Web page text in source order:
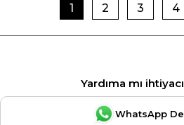
1 2 3 4
Yardıma mı
WhatsApp